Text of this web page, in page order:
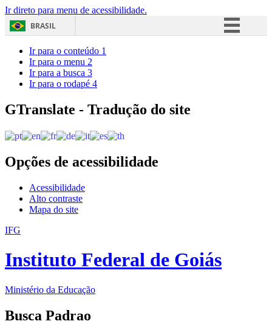
Ir direto para menu de acessibilidade.
BRASIL
Acesso à informação
Ir para o conteúdo 1
Ir para o menu 2
Ir para a busca 3
Ir para o rodapé 4
GTranslate - Tradução do site
Opções de acessibilidade
Acessibilidade
Alto contraste
Mapa do site
IFG
Instituto Federal de Goiás
Ministério da Educação
Busca Padrao